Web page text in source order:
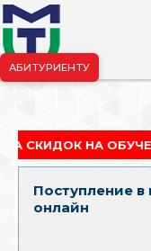
АБИТУРИЕНТУ
НА ОБУЧЕНИЕ,
Поступление в
онлайн